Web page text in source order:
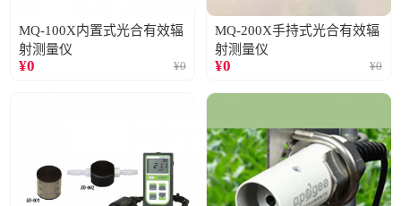
MQ-100X内置式光合有效辐
射测量仪
¥0 ¥0
MQ-200X手持式光合有效辐
射测量仪
¥0 ¥0